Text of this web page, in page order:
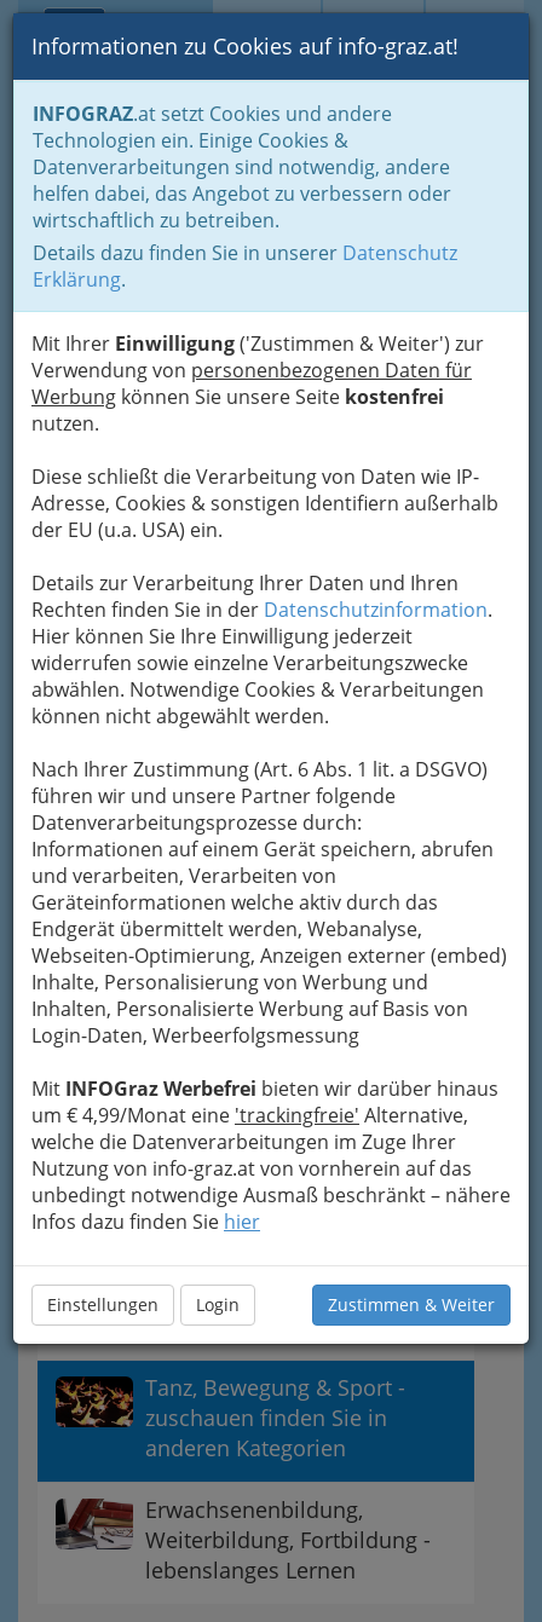
Suche Login Toggle
Informationen zu Cookies auf info-graz.at!
INFOGRAZ.at setzt Cookies und andere
Technologien ein. Einige Cookies &
Datenverarbeitungen sind notwendig, andere
helfen dabei, das Angebot zu verbessern oder
wirtschaftlich zu betreiben.
Details dazu finden Sie in unserer Datenschutz
Erklärung.
Mit Ihrer Einwilligung('Zustimmen & Weiter') zur
Verwendung von personenbezogenen Daten für
Werbung können Sie unsere Seite kostenfrei
nutzen.
Diese schließt die Verarbeitung von Daten wie IP-
Adresse, Cookies & sonstigen Identifiern außerhalb
der EU (u.a. USA) ein.
Details zur Verarbeitung Ihrer Daten und Ihren
Rechten finden Sie in der Datenschutzinformation.
Hier können Sie Ihre Einwilligung jederzeit
widerrufen sowie einzelne Verarbeitungszwecke
abwählen. Notwendige Cookies & Verarbeitungen
können nicht abgewählt werden.
Nach Ihrer Zustimmung (Art. 6 Abs. 1 lit. a DSGVO)
führen wir und unsere Partner folgende
Datenverarbeitungsprozesse durch:
Informationen auf einem Gerät speichern, abrufen
und verarbeiten, Verarbeiten von
Geräteinformationen welche aktiv durch das
Endgerät übermittelt werden, Webanalyse,
Webseiten-Optimierung, Anzeigen externer (embed)
Inhalte, Personalisierung von Werbung und
Inhalten, Personalisierte Werbung auf Basis von
Login-Daten, Werbeerfolgsmessung
Mit INFOGraz Werbefrei bieten wir darüber hinaus
um € 4,99/Monat eine 'trackingfreie' Alternative,
welche die Datenverarbeitungen im Zuge Ihrer
Nutzung von info-graz.at von vornherein auf das
unbedingt notwendige Ausmaß beschränkt – nähere
Infos dazu finden Sie hier
Einstellungen Login Zustimmen & Weiter
Home Veranstaltungen
Seminare & Ausbildung
Tanz, Bewegung & Sport - zuschauen finden Sie in anderen
Kategorien
Tanz, Bewegung & Sport
Unsere Genres
Allgemeinbildung
Beruf: Aus- und Weiterbildung
Esoterik und Wellness
Musikunterricht -
Informatik & Web
Rhetorik
Sprachkurse -
Weiterentwicklung der
Fremdsprachenkenntnisse
Tanz, Bewegung & Sport -
zuschauen finden Sie in
anderen Kategorien
Erwachsenenbildung,
Weiterbildung, Fortbildung -
lebenslanges Lernen